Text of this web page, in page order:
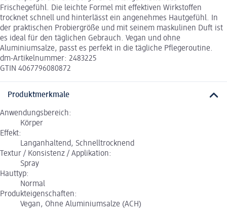
Frischegefühl. Die leichte Formel mit effektiven Wirkstoffen
trocknet schnell und hinterlässt ein angenehmes Hautgefühl. In
der praktischen Probiergröße und mit seinem maskulinen Duft ist
es ideal für den täglichen Gebrauch. Vegan und ohne
Aluminiumsalze, passt es perfekt in die tägliche Pflegeroutine.
dm-Artikelnummer: 2483225
GTIN 4067796080872
Produktmerkmale
Anwendungsbereich:
Körper
Effekt:
Langanhaltend, Schnelltrocknend
Textur / Konsistenz / Applikation:
Spray
Hauttyp:
Normal
Produkteigenschaften:
Vegan, Ohne Aluminiumsalze (ACH)